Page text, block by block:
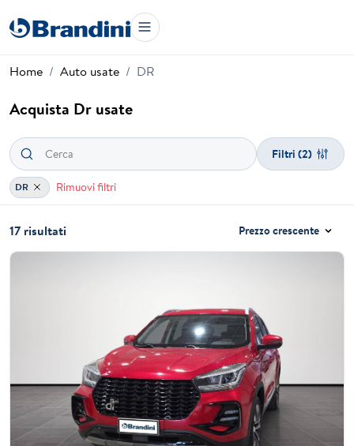
Home Auto usate DR
Acquista Dr usate
Filtri (2)
DR Rimuovi filtri
17 risultati Prezzo crescente